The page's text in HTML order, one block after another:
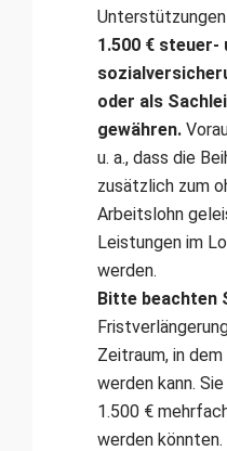
Unterstützungen
1.500 € steuer-
oder als
gewähren.
u. a., dass die
zusätzlich zum
Arbeitslohn
Leistungen im
werden.
Bitte beachten
Zeitraum, in
werden kann.
1.500 €
werden